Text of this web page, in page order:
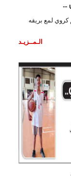
...
لمع بريقه
الـمــزيـد